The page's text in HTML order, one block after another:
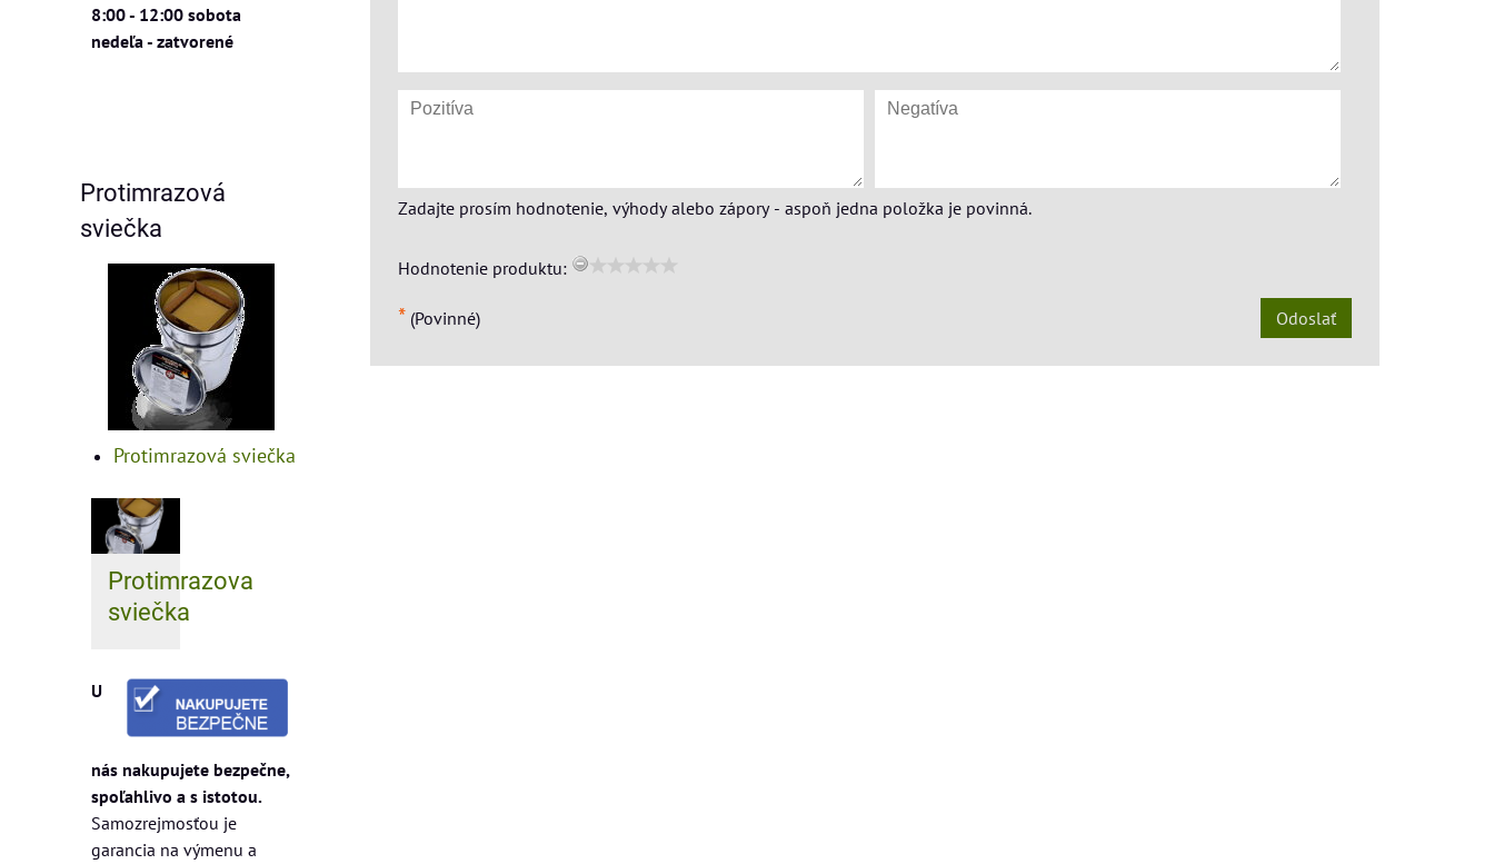
Zadajte prosím hodnotenie, výhody alebo zápory - aspoň jedna položka je povinná.
Hodnotenie produktu:
* (Povinné) Odoslať
8:00 - 12:00 sobota
nedeľa - zatvorené
Protimrazová
sviečka
Protimrazová sviečka
Protimrazova
sviečka
U
nás nakupujete bezpečne,
spoľahlivo a s istotou.
Samozrejmosťou je
garancia na výmenu a